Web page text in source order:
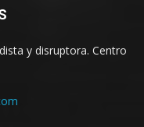
y disruptora. Centro